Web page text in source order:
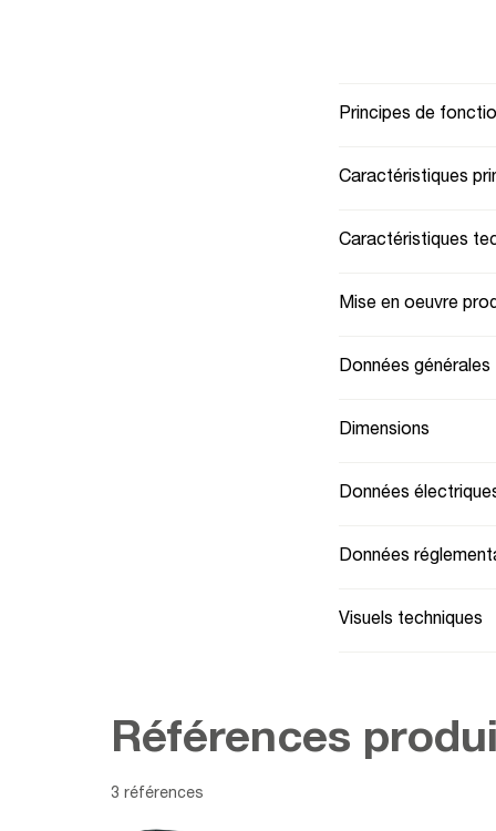
Principes de
Caractéristiques
Caractéristiques
Mise en oeuvre
Données générales
Dimensions
Données
Données
Visuels techniques
Références
3 références